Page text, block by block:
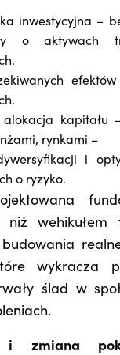
inwestycyjna –
o aktywach
alokacja kapitału
rynkami –
i
o ryzyko.
niż wehikułem
wykracza
ślad w
i zmiana